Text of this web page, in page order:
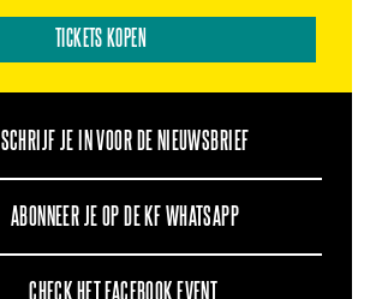
TICKETS KOPEN
SCHRIJF JE IN VOOR DE NIEUWSBRIEF
ABONNEER JE OP DE KF WHATSAPP
CHECK HET FACEBOOK EVENT